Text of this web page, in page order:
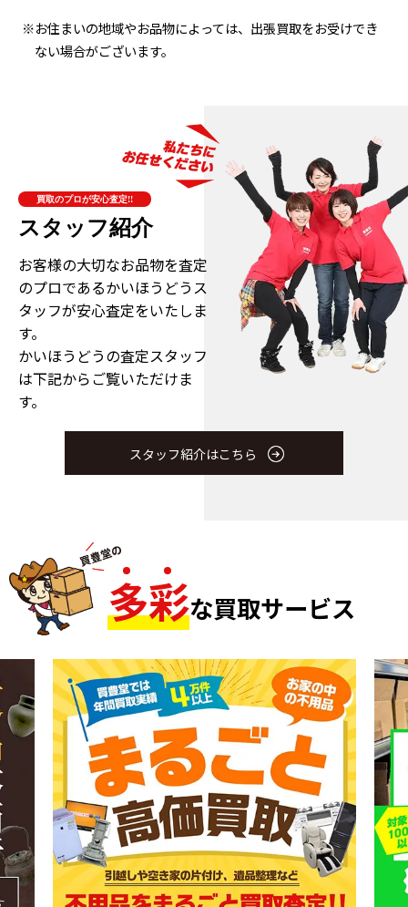
※お住まいの地域やお品物によっては、出張買取をお受けでき
ない場合がございます。
買取のプロが安心査定!!
スタッフ紹介
お客様の大切なお品物を査定
のプロであるかいほうどうス
タッフが安心査定をいたしま
す。
かいほうどうの査定スタッフ
は下記からご覧いただけま
す。
スタッフ紹介はこちら
多彩な買取サービス